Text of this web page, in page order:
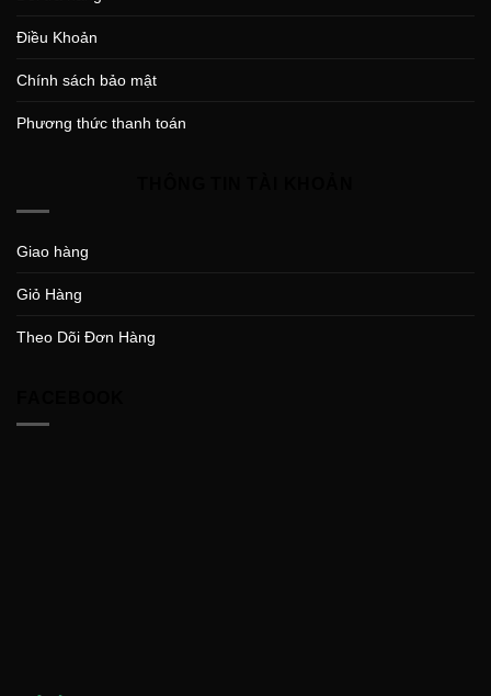
Điều Khoản
Chính sách bảo mật
Phương thức thanh toán
Giao hàng
Giỏ Hàng
Theo Dõi Đơn Hàng